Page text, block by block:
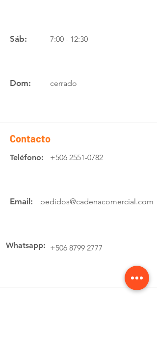
Sáb: 7:00 - 12:30
Dom: cerrado
Contacto
Teléfono: +506 2551-0782
Email: pedidos@cadenacomercial.com
Whatsapp: +506 8799 2777